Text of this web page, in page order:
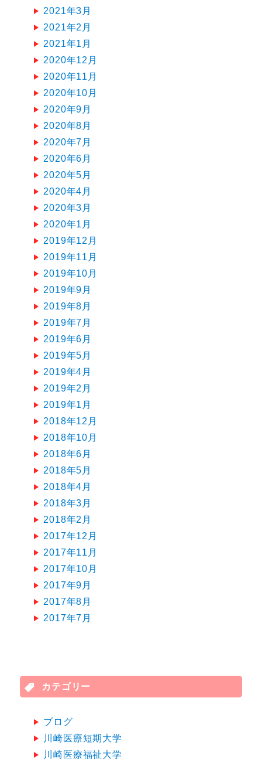
2021年3月
2021年2月
2021年1月
2020年12月
2020年11月
2020年10月
2020年9月
2020年8月
2020年7月
2020年6月
2020年5月
2020年4月
2020年3月
2020年1月
2019年12月
2019年11月
2019年10月
2019年9月
2019年8月
2019年7月
2019年6月
2019年5月
2019年4月
2019年2月
2019年1月
2018年12月
2018年10月
2018年6月
2018年5月
2018年4月
2018年3月
2018年2月
2017年12月
2017年11月
2017年10月
2017年9月
2017年8月
2017年7月
カテゴリー
ブログ
川崎医療短期大学
川崎医療福祉大学